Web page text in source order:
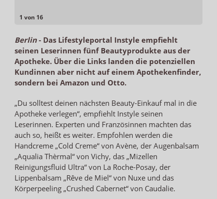
1 von 16
Berlin- Das Lifestyleportal Instyle empfiehlt
seinen Leserinnen fünf Beautyprodukte aus der
Apotheke. Über die Links landen die potenziellen
Kundinnen aber nicht auf einem Apothekenfinder,
sondern bei Amazon und Otto.
„Du solltest deinen nächsten Beauty-Einkauf mal in die
Apotheke verlegen“, empfiehlt Instyle seinen
Leserinnen. Experten und Französinnen machten das
auch so, heißt es weiter. Empfohlen werden die
Handcreme „Cold Creme“ von Avène, der Augenbalsam
„Aqualia Thèrmal“ von Vichy, das „Mizellen
Reinigungsfluid Ultra“ von La Roche-Posay, der
Lippenbalsam „Rêve de Miel“ von Nuxe und das
Körperpeeling „Crushed Cabernet“ von Caudalie.